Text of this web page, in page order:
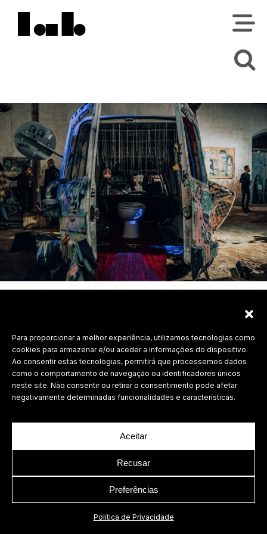
Para proporcionar a melhor experiência, utilizamos tecnologias como
cookies para armazenar e/ou aceder a informações do dispositivo.
Ao consentir estas tecnologias, permitirá que processemos dados
como o comportamento de navegação ou identificadores únicos
neste site. Não consentir ou retirar o consentimento pode afetar
negativamente determinadas funcionalidades e características.
Aceitar
Recusar
Preferências
Política de Privacidade
Labdesign, Lda.
©2026 Todos os direitos reservados.
Política de Privacidade